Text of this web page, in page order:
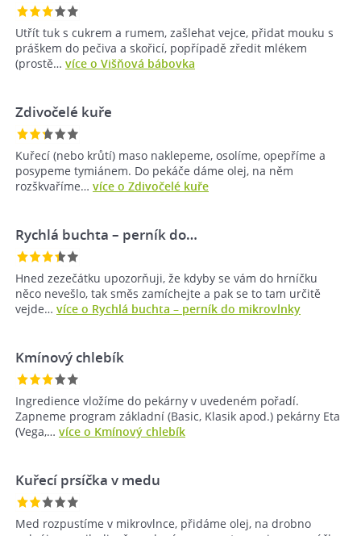
Utřít tuk s cukrem a rumem, zašlehat vejce, přidat mouku s
práškem do pečiva a skořicí, popřípadě zředit mlékem
(prostě… více o Višňová bábovka
Zdivočelé kuře
Kuřecí (nebo krůtí) maso naklepeme, osolíme, opepříme a
posypeme tymiánem. Do pekáče dáme olej, na něm
rozškvaříme… více o Zdivočelé kuře
Rychlá buchta – perník do…
Hned zezečátku upozorňuji, že kdyby se vám do hrníčku
něco nevešlo, tak směs zamíchejte a pak se to tam určitě
vejde… více o Rychlá buchta – perník do mikrovlnky
Kmínový chlebík
Ingredience vložíme do pekárny v uvedeném pořadí.
Zapneme program základní (Basic, Klasik apod.) pekárny Eta
(Vega,… více o Kmínový chlebík
Kuřecí prsíčka v medu
Med rozpustíme v mikrovlnce, přidáme olej, na drobno